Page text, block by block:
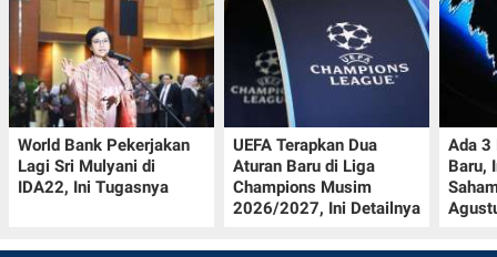
World Bank Pekerjakan
Lagi Sri Mulyani di
IDA22, Ini Tugasnya
UEFA Terapkan Dua
Aturan Baru di Liga
Champions Musim
2026/2027, Ini Detailnya
Ada 3
Baru,